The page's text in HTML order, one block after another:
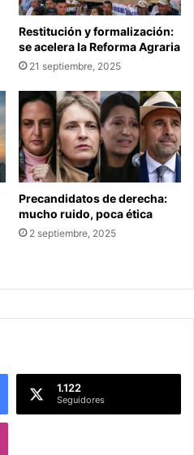
Restitución y formalización:
se acelera la Reforma Agraria
21 septiembre, 2025
Precandidatos de derecha:
mucho ruido, poca ética
2 septiembre, 2025
1.122
Seguidores